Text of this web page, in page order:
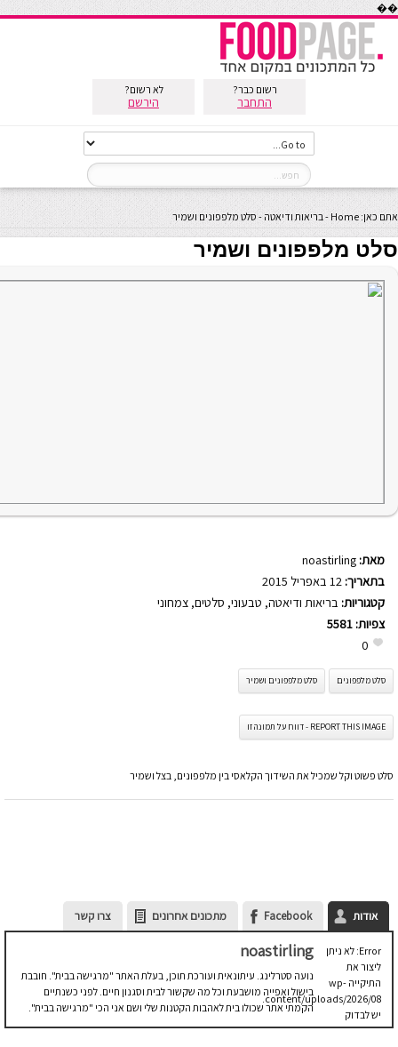
��
רשום כבר?
התחבר
לא רשום?
הירשם
אתם כאן: Home
-בריאות ודיאטה - סלט מלפפונים ושמיר
סלט מלפפונים ושמיר
מאת: noastirling
בתאריך:
קטגוריות: בריאות ודיאטה, טבעוני, סלטים, צמחוני
צפיות: 5581
0
סלט מלפפונים סלט מלפפונים ושמיר
REPORT THIS IMAGE - דווח על תמונה זו
סלט פשוט וקל שמכיל את השידוך הקלאסי בין מלפפונים, בצל ושמיר
אודות Facebook מתכונים אחרונים צרו קשר
Error: לא ניתן
ליצור את
התיקייה wp-
content/uploads/2026/08.
יש לבדוק
שתיקיית האב
noastirling
נועה סטרלינג. עיתונאית ועורכת תוכן, בעלת האתר "מרגישה בבית". חובבת
בישול ואפייה מושבעת וכל מה שקשור לבית וסגנון חיים. לפני כשנתיים
הקמתי אתר שכולו בית לאהבות הקטנות שלי ושם אני הכי "מרגישה בבית".